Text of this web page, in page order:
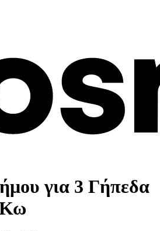
για 3 Γήπεδα
Κω